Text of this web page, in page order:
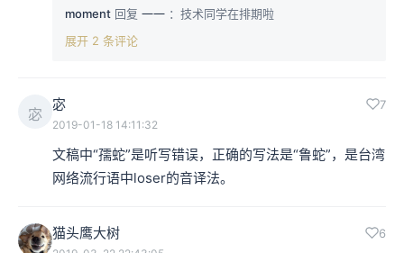
moment 回复 一一 ：技术同学在排期啦
展开 2 条评论
宓
宓 7
2019-01-18 14:11:32
文稿中“孺蛇”是听写错误，正确的写法是“鲁蛇”，是台湾
网络流行语中loser的音译法。
猫头鹰大树 6